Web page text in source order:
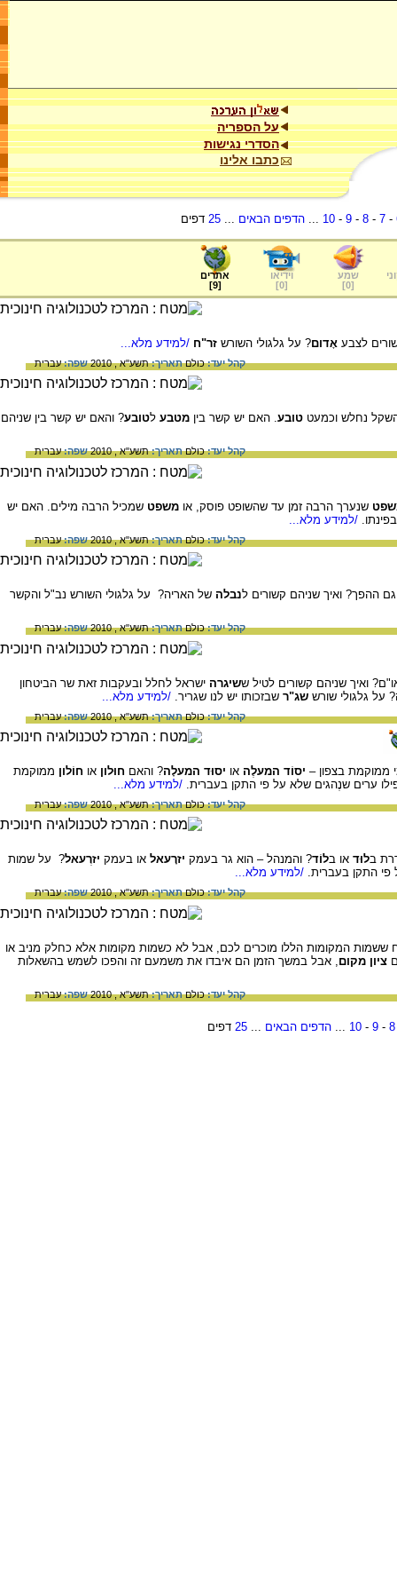
על הספריה
הסדרי נגישות
כתבו אלינו
-
7
-
8
-
9
-
10
...הדפים הבאים ...
25 דפים
שמע
[
0
]
וידיאו
[
0
]
אתרים
[
9
]
לצבע אָדום? על גלגולי השורש זר"ח /למידע מלא...
קהל יעד:כולםתאריך:תשע"א , 2010 שפה:עברית
נחלש וכמעט טובע. האם יש קשר בין מטבע לטובע? והאם יש קשר בין שניהם
קהל יעד:כולםתאריך:תשע"א , 2010 שפה:עברית
שנערך הרבה זמן עד שהשופט פוסק, או משפט שמכיל הרבה מילים. האם יש
/למידע מלא...
קהל יעד:כולםתאריך:תשע"א , 2010 שפה:עברית
גם ההפך? ואיך שניהם קשורים לנבלה של האריה? על גלגולי השורש נב"ל והקשר
קהל יעד:כולםתאריך:תשע"א , 2010 שפה:עברית
ואיך שניהם קשורים לטיל ששיגרה ישראל לחלל ובעקבות זאת שר הביטחון
על גלגולי שורש שג"ר שבזכותו יש לנו שגריר. /למידע מלא...
קהל יעד:כולםתאריך:תשע"א , 2010 שפה:עברית
ממוקמת בצפון – יסוֹד המעלֶה או יסוּד המעלָה? והאם חוּלון או חוֹלון ממוקמת
ערים שנֶהגים שלא על פי התקן בעברית. /למידע מלא...
קהל יעד:כולםתאריך:תשע"א , 2010 שפה:עברית
בלוּד או בלוֹד? והמנהל – הוא גר בעמק יזרָעאל או בעמק יזרְעאל? על שמות
פי התקן בעברית. /למידע מלא...
קהל יעד:כולםתאריך:תשע"א , 2010 שפה:עברית
ששמות המקומות הללו מוכרים לכם, אבל לא כשמות מקומות אלא כחלק מניב או
ציון מקום , אבל במשך הזמן הם איבדו את משמעם זה והפכו לשמש בהשאלות
קהל יעד:כולםתאריך:תשע"א , 2010 שפה:עברית
8
-
9
-
10
...הדפים הבאים ...
25 דפים